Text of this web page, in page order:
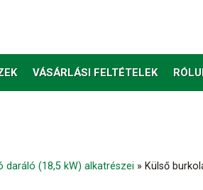
VÁSÁRLÁSI FELTÉTELEK
daráló (18,5 kW) alkatrészei » Külső